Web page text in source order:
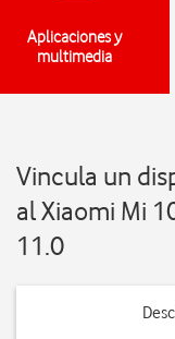
Aplicaciones y
multimedia
Vincula un
al Xiaomi Mi
11.0